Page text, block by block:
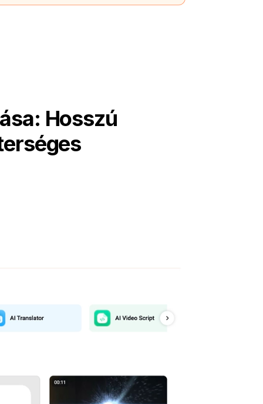
Hosszú